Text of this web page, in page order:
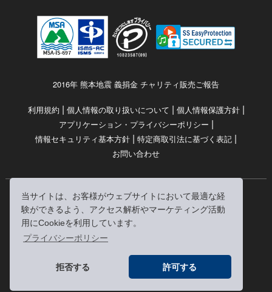
当サイトは、お客様がウェブサイトにおいて最適な経
験ができるよう、アクセス解析やマーケティング活動
用にCookieを利用しています。
プライバシーポリシー
拒否する 許可する
2016年 熊本地震 義捐金 チャリティ販売ご報告
利用規約 | 個人情報の取り扱いについて | 個人情報保護方針|
アプリケーション・プライバシーポリシー |
情報セキュリティ基本方針 | 特定商取引法に基づく表記 |
お問い合わせ
© RRJ Inc.
（kikubon/キクボン/きく本/きくほん/キクホン）は
株式会社RRJの登録商標です。